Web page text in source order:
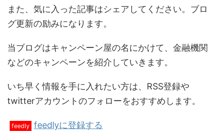
また、気に入った記事はシェアしてください。ブロ
グ更新の励みになります。
当ブログはキャンペーン屋の名にかけて、金融機関
などのキャンペーンを紹介していきます。
いち早く情報を手に入れたい方は、RSS登録や
twitterアカウントのフォローをおすすめします。
feedly feedlyに登録する